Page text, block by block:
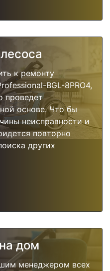
к ремонту
BGL-8PRO4,
проведет
основе. Что бы
неисправности и
повторно
других
дом
менеджером всех